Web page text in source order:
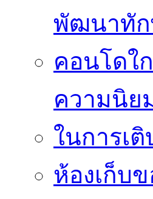
พัฒนาทัก
คอนโดใ
ความนิย
ในการเ
ห้องเก็บ